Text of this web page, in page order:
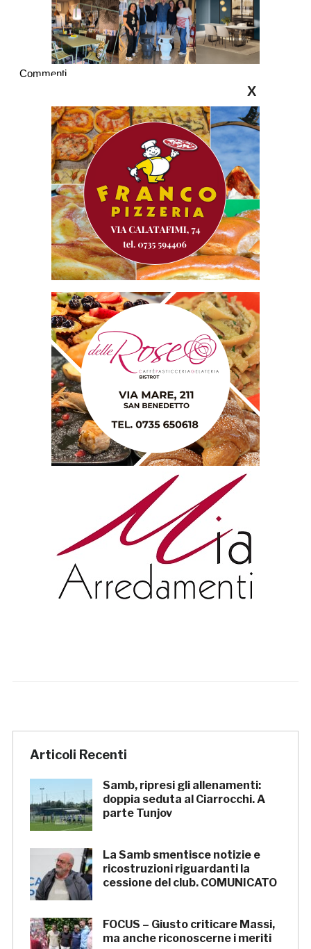
Commenti
Articoli Recenti
Samb, ripresi gli allenamenti:
doppia seduta al Ciarrocchi. A
parte Tunjov
La Samb smentisce notizie e
ricostruzioni riguardanti la
cessione del club. COMUNICATO
FOCUS – Giusto criticare Massi,
ma anche riconoscerne i meriti
X